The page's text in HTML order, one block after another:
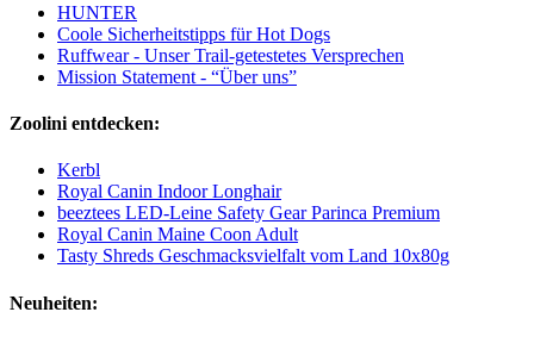
HUNTER
Coole Sicherheitstipps für Hot Dogs
Ruffwear - Unser Trail-getestetes Versprechen
Mission Statement - “Über uns”
Zoolini entdecken:
Kerbl
Royal Canin Indoor Longhair
beeztees LED-Leine Safety Gear Parinca Premium
Royal Canin Maine Coon Adult
Tasty Shreds Geschmacksvielfalt vom Land 10x80g
Neuheiten: